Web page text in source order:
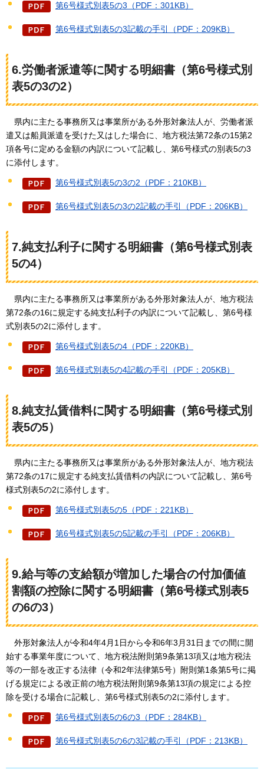
第6号様式別表5の3（PDF：301KB）
第6号様式別表5の3記載の手引（PDF：209KB）
6.労働者派遣等に関する明細書（第6号様式別
表5の3の2）
県内に主たる事務所又は事業所がある外形対象法人が、労働者派
遣又は船員派遣を受けた又はした場合に、地方税法第72条の15第2
項各号に定める金額の内訳について記載し、第6号様式の別表5の3
に添付します。
第6号様式別表5の3の2（PDF：210KB）
第6号様式別表5の3の2記載の手引（PDF：206KB）
7.純支払利子に関する明細書（第6号様式別表
5の4）
県内に主たる事務所又は事業所がある外形対象法人が、地方税法
第72条の16に規定する純支払利子の内訳について記載し、第6号様
式別表5の2に添付します。
第6号様式別表5の4（PDF：220KB）
第6号様式別表5の4記載の手引（PDF：205KB）
8.純支払賃借料に関する明細書（第6号様式別
表5の5）
県内に主たる事務所又は事業所がある外形対象法人が、地方税法
第72条の17に規定する純支払賃借料の内訳について記載し、第6号
様式別表5の2に添付します。
第6号様式別表5の5（PDF：221KB）
第6号様式別表5の5記載の手引（PDF：206KB）
9.給与等の支給額が増加した場合の付加価値
割額の控除に関する明細書（第6号様式別表5
の6の3）
外形対象法人が令和4年4月1日から令和6年3月31日までの間に開
始する事業年度について、地方税法附則第9条第13項又は地方税法
等の一部を改正する法律（令和2年法律第5号）附則第1条第5号に掲
げる規定による改正前の地方税法附則第9条第13項の規定による控
除を受ける場合に記載し、第6号様式別表5の2に添付します。
第6号様式別表5の6の3（PDF：284KB）
第6号様式別表5の6の3記載の手引（PDF：213KB）